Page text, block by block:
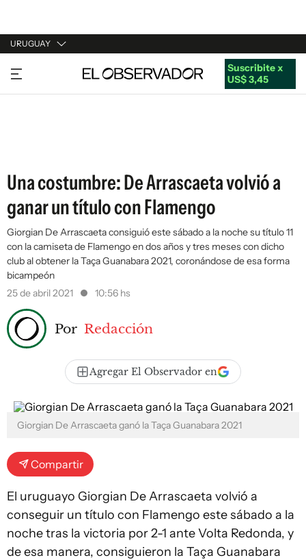
URUGUAY
URUGUAY
ARGENTINA
Suscribite x
US$ 3,45
Una costumbre: De Arrascaeta volvió a
ganar un título con Flamengo
Giorgian De Arrascaeta consiguió este sábado a la noche su título 11
con la camiseta de Flamengo en dos años y tres meses con dicho
club al obtener la Taça Guanabara 2021, coronándose de esa forma
bicampeón
25 de abril 2021
10:56 hs
Por Redacción
Agregar El Observador en
Giorgian De Arrascaeta ganó la Taça Guanabara 2021
Compartir
El uruguayo Giorgian De Arrascaeta volvió a
conseguir un título con Flamengo este sábado a la
noche tras la victoria por 2-1 ante Volta Redonda, y
de esa manera, consiguieron la Taça Guanabara